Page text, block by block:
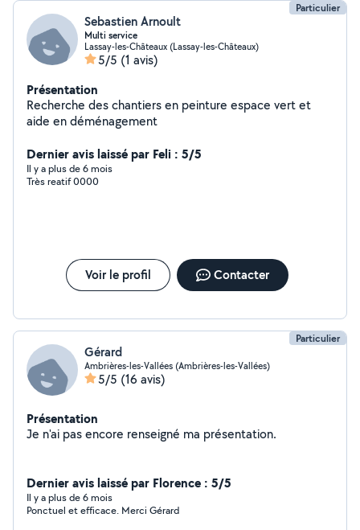
Particulier
Sebastien Arnoult
Multi service
Lassay-les-Châteaux (Lassay-les-Châteaux)
5/5 (1 avis)
Présentation
Recherche des chantiers en peinture espace vert et
aide en déménagement
Dernier avis laissé par Feli : 5/5
Il y a plus de 6 mois
Très reatif 0000
Voir le profil Contacter
Particulier
Gérard
Ambrières-les-Vallées (Ambrières-les-Vallées)
5/5 (16 avis)
Présentation
Je n'ai pas encore renseigné ma présentation.
Dernier avis laissé par Florence : 5/5
Il y a plus de 6 mois
Ponctuel et efficace. Merci Gérard